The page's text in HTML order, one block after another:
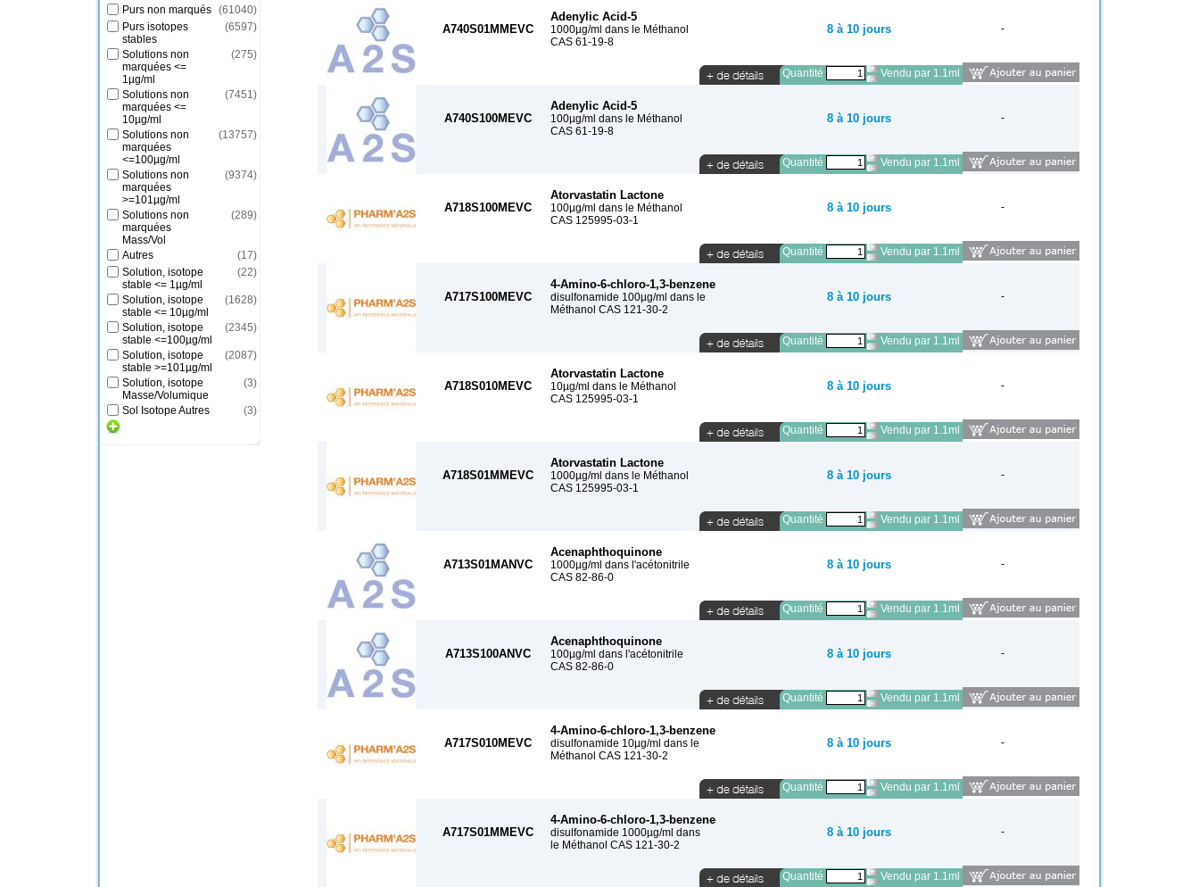
Purs non marqués (61040)
Purs isotopes
stables
(6597)
Solutions non
marquées <=
1µg/ml
(275)
Solutions non
marquées <=
10µg/ml
(7451)
Solutions non
marquées
<=100µg/ml
(13757)
Solutions non
marquées
>=101µg/ml
(9374)
Solutions non
marquées
Mass/Vol
(289)
Autres (17)
Solution, isotope
stable <= 1µg/ml
(22)
Solution, isotope
stable <= 10µg/ml
(1628)
Solution, isotope
stable <=100µg/ml
(2345)
Solution, isotope
stable >=101µg/ml
(2087)
Solution, isotope
Masse/Volumique
(3)
Sol Isotope Autres (3)
A740S01MMEVC
Adenylic Acid-5
1000µg/ml dans le Méthanol
CAS 61-19-8
8 à 10 jours -
Quantité Vendu par 1.1ml
A740S100MEVC
Adenylic Acid-5
100µg/ml dans le Méthanol
CAS 61-19-8
8 à 10 jours -
Quantité Vendu par 1.1ml
A718S100MEVC
Atorvastatin Lactone
100µg/ml dans le Méthanol
CAS 125995-03-1
8 à 10 jours -
Quantité Vendu par 1.1ml
A717S100MEVC
4-Amino-6-chloro-1,3-benzene
disulfonamide 100µg/ml dans le
Méthanol CAS 121-30-2
8 à 10 jours -
Quantité Vendu par 1.1ml
A718S010MEVC
Atorvastatin Lactone
10µg/ml dans le Méthanol
CAS 125995-03-1
8 à 10 jours -
Quantité Vendu par 1.1ml
A718S01MMEVC
Atorvastatin Lactone
1000µg/ml dans le Méthanol
CAS 125995-03-1
8 à 10 jours -
Quantité Vendu par 1.1ml
A713S01MANVC
Acenaphthoquinone
1000µg/ml dans l'acétonitrile
CAS 82-86-0
8 à 10 jours -
Quantité Vendu par 1.1ml
A713S100ANVC
Acenaphthoquinone
100µg/ml dans l'acétonitrile
CAS 82-86-0
8 à 10 jours -
Quantité Vendu par 1.1ml
A717S010MEVC
4-Amino-6-chloro-1,3-benzene
disulfonamide 10µg/ml dans le
Méthanol CAS 121-30-2
8 à 10 jours -
Quantité Vendu par 1.1ml
A717S01MMEVC
4-Amino-6-chloro-1,3-benzene
disulfonamide 1000µg/ml dans
le Méthanol CAS 121-30-2
8 à 10 jours -
Quantité Vendu par 1.1ml